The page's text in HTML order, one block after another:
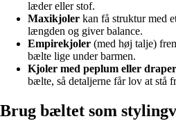
læder eller stof.
Maxikjoler kan få struktur med
længden og giver balance.
Empirekjoler (med høj talje)
bælte lige under barmen.
Kjoler med peplum eller
bælte, så detaljerne får lov at stå
Brug bæltet som